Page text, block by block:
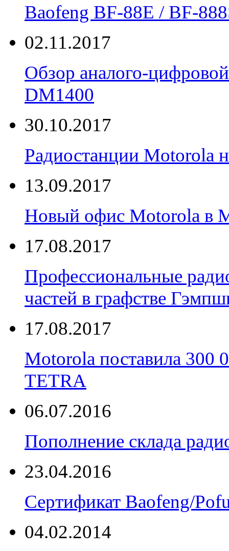
Вaofeng BF-88E / BF-
02.11.2017
Обзор аналого-
DM1400
30.10.2017
Радиостанции Motorola
13.09.2017
Новый офис Motorola в
17.08.2017
Профессиональные
частей в графстве
17.08.2017
Motorola поставила
TETRA
06.07.2016
Пополнение склада
23.04.2016
Сертификат Baofeng/
04.02.2014